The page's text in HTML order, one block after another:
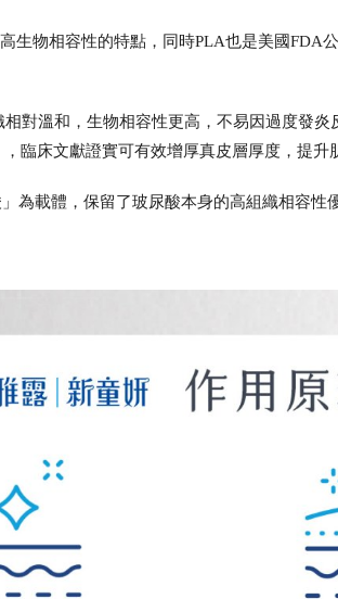
生物相容性的特點，同時PLA也是美國FDA
對溫和，生物相容性更高，不易因過度發
臨床文獻證實可有效增厚真皮層厚度，提升
為載體，保留了玻尿酸本身的高組織相容性